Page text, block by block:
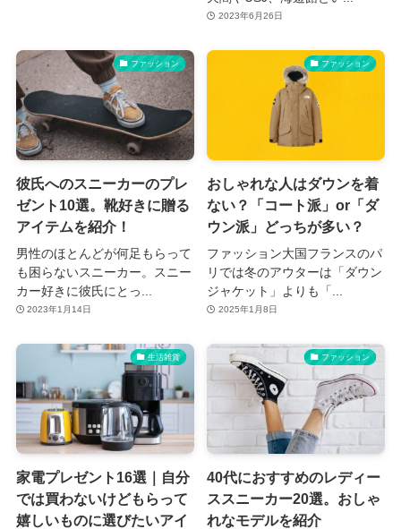
2023年6月26日
ファッション
彼氏へのスニーカーのプレ
ゼント10選。靴好きに贈る
アイテムを紹介！
男性のほとんどが何足もらって
も困らないスニーカー。スニー
カー好きに彼氏にとっ...
2023年1月14日
ファッション
おしゃれな人はダウンを着
ない？「コート派」or「ダ
ウン派」どっちが多い？
ファッション大国フランスのパ
リでは冬のアウターは「ダウン
ジャケット」よりも「...
2025年1月8日
生活雑貨
家電プレゼント16選｜自分
では買わないけどもらって
嬉しいものに選びたいアイ
ファッション
40代におすすめのレディー
ススニーカー20選。おしゃ
れなモデルを紹介